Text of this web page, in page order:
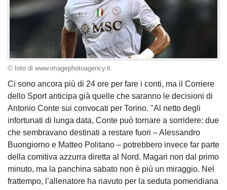
© foto di www.imagephotoagency.it
Ci sono ancora più di 24 ore per fare i conti, ma il Corriere
dello Sport anticipa già quelle che saranno le decisioni di
Antonio Conte sui convocati per Torino. "Al netto degli
infortunati di lunga data, Conte può tornare a sorridere: due
che sembravano destinati a restare fuori – Alessandro
Buongiorno e Matteo Politano – potrebbero invece far parte
della comitiva azzurra diretta al Nord. Magari non dal primo
minuto, ma la panchina sabato non è più un miraggio. Nel
frattempo, l’allenatore ha riavuto per la seduta pomeridiana